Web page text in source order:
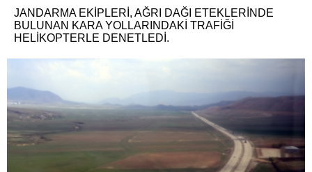
JANDARMA EKİPLERİ, AĞRI DAĞI ETEKLERİNDE
BULUNAN KARA YOLLARINDAKİ TRAFİĞİ
HELİKOPTERLE DENETLEDİ.